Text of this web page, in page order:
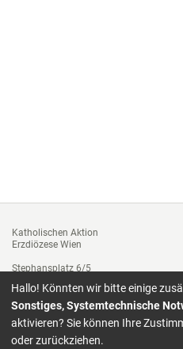
Katholischen Aktion
Erzdiözese Wien
Stephansplatz 6/5
Tel. +43 1 51552-3312
Fax: 01/ 51552-3143
katholische.aktion@edw.or.at
Hallo! Könnten wir bitte einige
Sonstiges, Systemtechnische
aktivieren? Sie können Ihre
oder zurückziehen.